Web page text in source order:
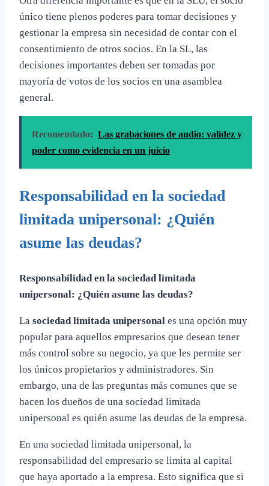
único tiene plenos poderes para tomar decisiones y
gestionar la empresa sin necesidad de contar con el
consentimiento de otros socios. En la SL, las
decisiones importantes deben ser tomadas por
mayoría de votos de los socios en una asamblea
general.
Recomendado: Las grabaciones de audio: validez y
poder como evidencia en un juicio
Responsabilidad en la sociedad
limitada unipersonal: ¿Quién
asume las deudas?
Responsabilidad en la sociedad limitada
unipersonal: ¿Quién asume las deudas?
La sociedad limitada unipersonal es una opción muy
popular para aquellos empresarios que desean tener
más control sobre su negocio, ya que les permite ser
los únicos propietarios y administradores. Sin
embargo, una de las preguntas más comunes que se
hacen los dueños de una sociedad limitada
unipersonal es quién asume las deudas de la empresa.
En una sociedad limitada unipersonal, la
responsabilidad del empresario se limita al capital
que haya aportado a la empresa. Esto significa que si